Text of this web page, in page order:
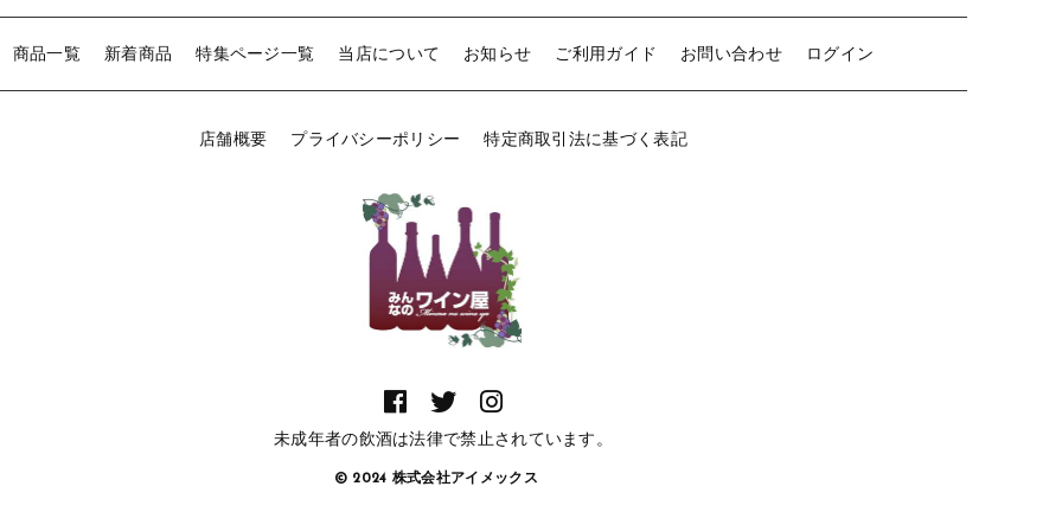
商品一覧 新着商品 特集ページ一覧 当店について お知らせ ご利用ガイド お問い合わせ ログイン
店舗概要 プライバシーポリシー 特定商取引法に基づく表記
未成年者の飲酒は法律で禁止されています。
© 2024 株式会社アイメックス